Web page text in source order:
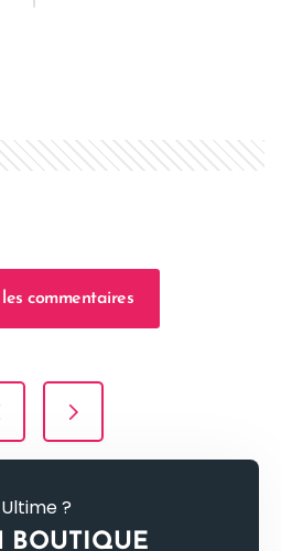
commentaires
?
BOUTIQUE